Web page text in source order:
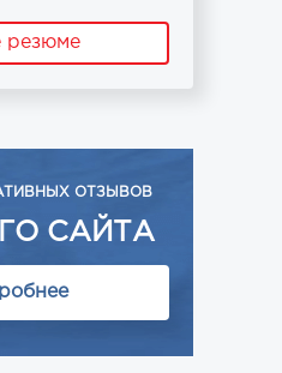
резюме
ОТЗЫВОВ
САЙТА